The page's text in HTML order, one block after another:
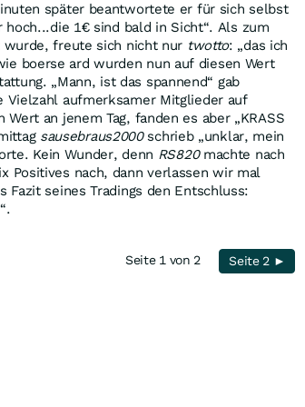
später beantwortete er für sich selbst
1€ sind bald in Sicht“. Als zum
freute sich nicht nur twotto: „das ich
boerse ard wurden nun auf diesen Wert
„Mann, ist das spannend“ gab
aufmerksamer Mitglieder auf
an jenem Tag, fanden es aber „KRASS
sausebraus2000schrieb „unklar, mein
Kein Wunder, denn RS820machte nach
Positives nach, dann verlassen wir mal
Fazit seines Tradings den Entschluss:
Seite 1 von 2 Seite 2 ►